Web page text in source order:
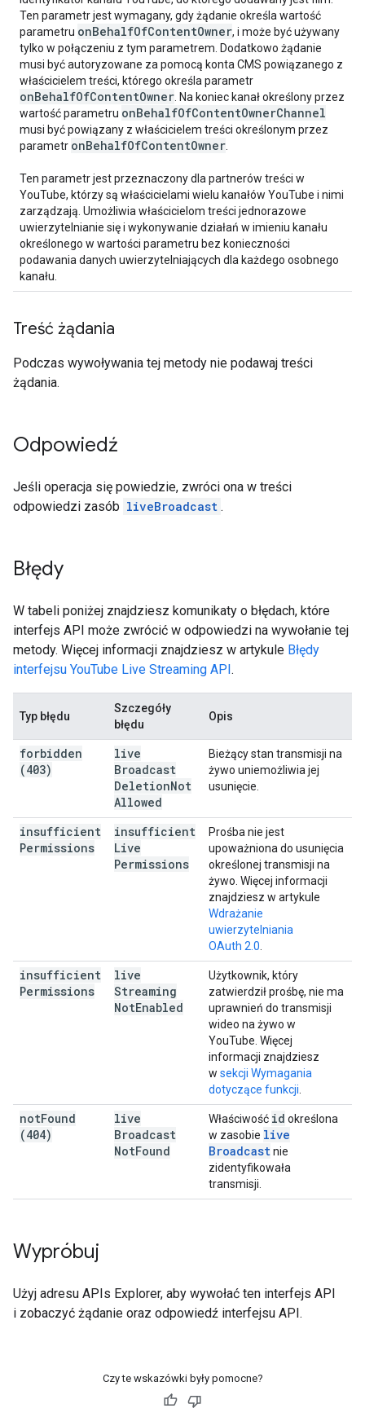
Ten parametr jest wymagany, gdy żądanie określa wartość
parametru onBehalfOfContentOwner, i może być używany
tylko w połączeniu z tym parametrem. Dodatkowo żądanie
musi być autoryzowane za pomocą konta CMS powiązanego z
właścicielem treści, którego określa parametr
onBehalfOfContentOwner . Na koniec kanał określony przez
wartość parametru onBehalfOfContentOwnerChannel
musi być powiązany z właścicielem treści określonym przez
parametr onBehalfOfContentOwner
Ten parametr jest przeznaczony dla partnerów treści w
YouTube, którzy są właścicielami wielu kanałów YouTube i nimi
zarządzają. Umożliwia właścicielom treści jednorazowe
uwierzytelnianie się i wykonywanie działań w imieniu kanału
określonego w wartości parametru bez konieczności
podawania danych uwierzytelniających dla każdego osobnego
kanału.
Treść żądania
Podczas wywoływania tej metody nie podawaj treści
żądania.
Odpowiedź
Jeśli operacja się powiedzie, zwróci ona w treści
odpowiedzi zasób liveBroadcast .
Błędy
W tabeli poniżej znajdziesz komunikaty o błędach, które
interfejs API może zwrócić w odpowiedzi na wywołanie tej
metody. Więcej informacji znajdziesz w artykule Błędy
interfejsu YouTube Live Streaming API.
Typ błędu
Szczegóły
błędu
Opis
forbidden
(403)
live
Broadcast
DeletionNot
Allowed
Bieżący stan transmisji na
żywo uniemożliwia jej
usunięcie.
insufficient
Permissions
insufficient
Live
Permissions
Prośba nie jest
upoważniona do usunięcia
określonej transmisji na
żywo. Więcej informacji
znajdziesz w artykule
Wdrażanie
uwierzytelniania
OAuth 2.0
insufficient
Permissions
live
Streaming
NotEnabled
Użytkownik, który
zatwierdził prośbę, nie ma
uprawnień do transmisji
wideo na żywo w
YouTube. Więcej
informacji znajdziesz
w sekcji Wymagania
dotyczące funkcji
notFound
(404)
live
Broadcast
NotFound
Właściwość id określona
w zasobie live
Broadcastnie
zidentyfikowała
transmisji.
Wypróbuj
Użyj adresu APIs Explorer, aby wywołać ten interfejs API
i zobaczyć żądanie oraz odpowiedź interfejsu API.
Czy te wskazówki były pomocne?